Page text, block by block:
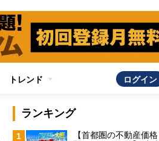
トレンド ログイン
ランキング
1
【首都圏の不動産価